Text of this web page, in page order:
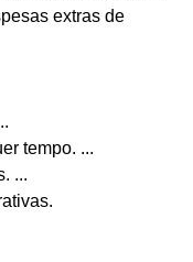
extras de
tempo. ...
...